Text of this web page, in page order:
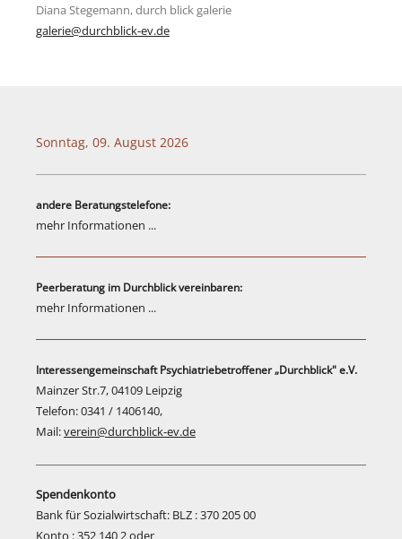
Diana Stegemann, durch blick galerie
galerie@durchblick-ev.de
Sonntag, 09. August 2026
andere Beratungstelefone:
mehr Informationen ...
Peerberatung im Durchblick vereinbaren:
mehr Informationen ...
Interessengemeinschaft Psychiatriebetroffener „Durchblick" e.V.
Mainzer Str.7, 04109 Leipzig
Telefon: 0341 / 1406140,
Mail:verein@durchblick-ev.de
Spendenkonto
Bank für Sozialwirtschaft: BLZ : 370 205 00
Konto : 352 140 2 oder